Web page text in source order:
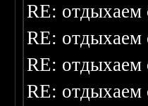
RE: отдыхаем
RE: отдыхаем
RE: отдыхаем
RE: отдыхаем